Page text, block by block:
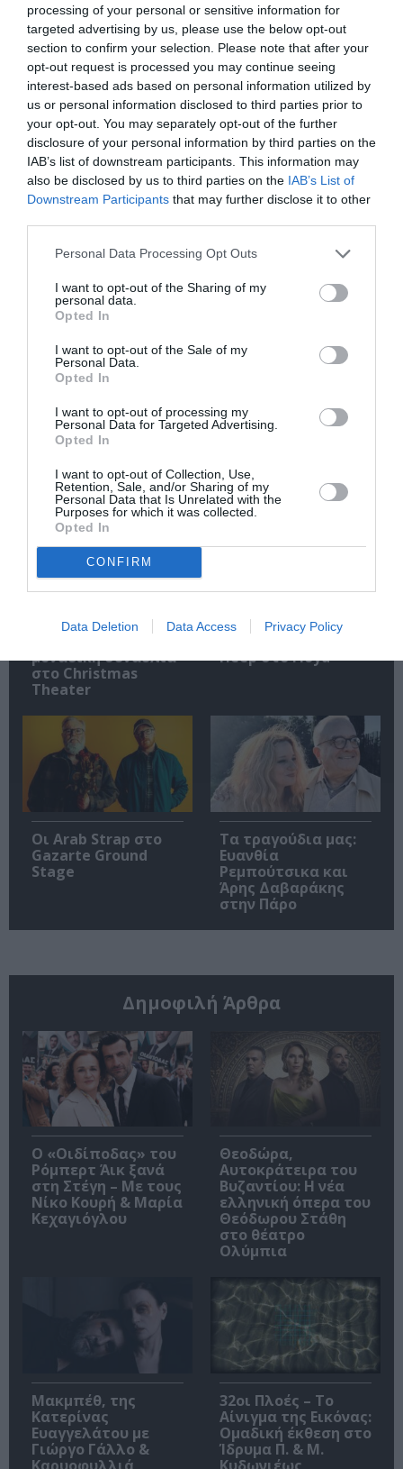
processing of your personal or sensitive information for
targeted advertising by us, please use the below opt-out
section to confirm your selection. Please note that after your
opt-out request is processed you may continue seeing
interest-based ads based on personal information utilized by
us or personal information disclosed to third parties prior to
your opt-out. You may separately opt-out of the further
disclosure of your personal information by third parties on the
IAB’s list of downstream participants. This information may
also be disclosed by us to third parties on the IAB’s List of
Downstream Participants that may further disclose it to other
Personal Data Processing Opt Outs
I want to opt-out of the Sharing of my
personal data.
Opted In
I want to opt-out of the Sale of my
Personal Data.
Opted In
I want to opt-out of processing my
Personal Data for Targeted Advertising.
Opted In
I want to opt-out of Collection, Use,
Retention, Sale, and/or Sharing of my
Personal Data that Is Unrelated with the
Purposes for which it was collected.
Opted In
CONFIRM
Data Deletion Data Access Privacy Policy
Νέοι Διαγωνισμοί❯
Tags
JAZZ - BLUES - ETHNIC
ΔΗΜΗΤΡΗΣ ΚΑΛΑΝΤΖΗΣ
ΚΛΑΣΙΚΗ - ΟΠΕΡΑ
ΜΙΟΥΖΙΚΑΛ - MUSICAL
ΣΥΝΑΥΛΙΕΣ 2022
Newsletter
την Τέχνη και τον Πολιτισμό!
Ακολουθήστε το Culturenow.gr
Σχετικά Άρθρα
Mania The Abba
μοναδική συναυλία
στο Christmas
Theater
The Magician’s
Heep στο Floyd
Οι Arab Strap στο
Gazarte Ground
Stage
Τα τραγούδια μας:
Ευανθία
Ρεμπούτσικα και
Άρης Δαβαράκης
στην Πάρο
Δημοφιλή Άρθρα
O «Οιδίποδας» του
Ρόμπερτ Άικ ξανά
στη Στέγη – Με τους
Νίκο Κουρή & Μαρία
Κεχαγιόγλου
Θεοδώρα,
Αυτοκράτειρα του
Βυζαντίου: Η νέα
ελληνική όπερα του
Θεόδωρου Στάθη
στο θέατρο
Ολύμπια
Μακμπέθ, της
Κατερίνας
Ευαγγελάτου με
Γιώργο Γάλλο &
32οι Πλοές – Το
Αίνιγμα της Εικόνας:
Ομαδική έκθεση στο
Ίδρυμα Π. & Μ.